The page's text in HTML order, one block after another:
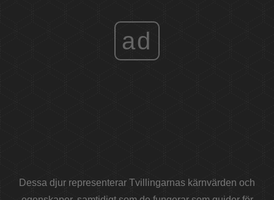
ad
Dessa djur representerar Tvillingarnas kärnvärden och